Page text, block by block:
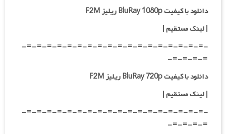
دانلود با کیفیت BluRay 1080p ریلیز F2M
|لینک مستقیم|
-=-=-=-=-=-=-=-=-=-=-=-=-=-=-=-=-=-=-
=-=-=-=-
دانلود با کیفیت BluRay 720p ریلیز F2M
|لینک مستقیم|
-=-=-=-=-=-=-=-=-=-=-=-=-=-=-=-=-=-=-
=-=-=-=-